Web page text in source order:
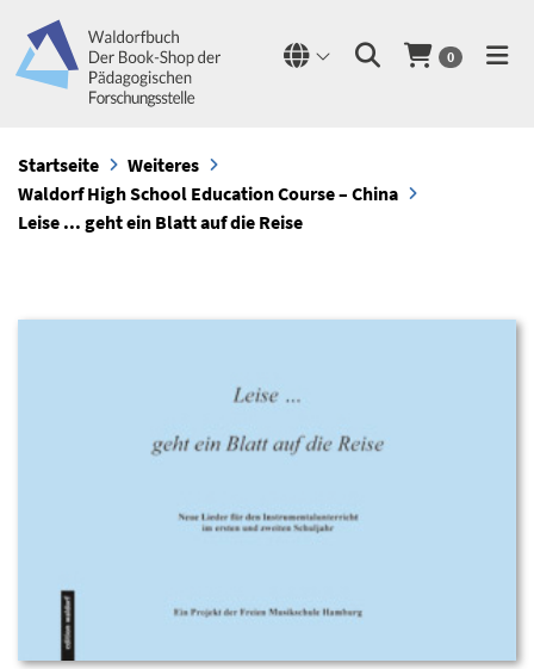
0
Startseite
Weiteres
Waldorf High School Education Course – China
Leise ... geht ein Blatt auf die Reise